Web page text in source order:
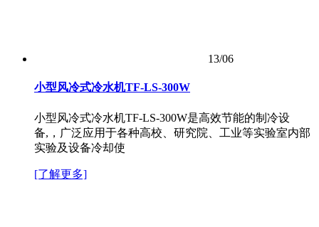
13/06
小型风冷式冷水机TF-LS-300W
小型风冷式冷水机TF-LS-300W是高效节能的制冷设
备,，广泛应用于各种高校、研究院、工业等实验室内部
实验及设备冷却使
[了解更多]